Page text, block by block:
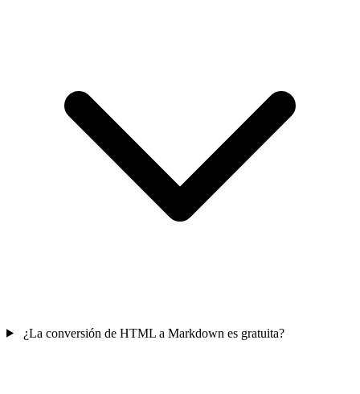
¿La conversión de HTML a Markdown es gratuita?